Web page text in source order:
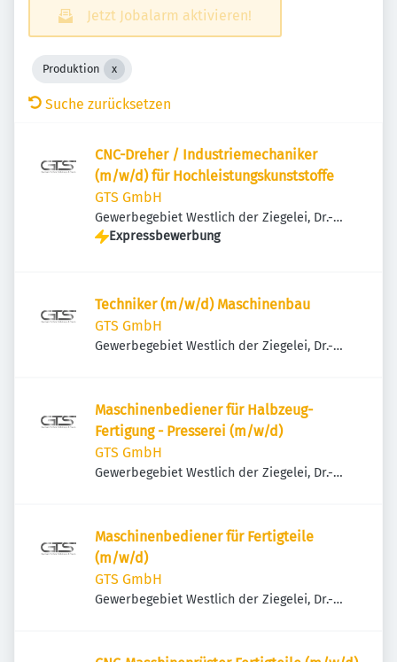
Jetzt Jobalarm aktivieren!
Produktion
Suche zurücksetzen
CNC-Dreher / Industriemechaniker
(m/w/d) für Hochleistungskunststoffe
GTS GmbH
Gewerbegebiet Westlich der Ziegelei, Dr.-
Emil-Schilling-Straße 12, 89335 Ichenhausen,
Expressbewerbung
Techniker (m/w/d) Maschinenbau
GTS GmbH
Gewerbegebiet Westlich der Ziegelei, Dr.-
Maschinenbediener für Halbzeug-
Fertigung - Presserei (m/w/d)
GTS GmbH
Gewerbegebiet Westlich der Ziegelei, Dr.-
Maschinenbediener für Fertigteile
(m/w/d)
GTS GmbH
Gewerbegebiet Westlich der Ziegelei, Dr.-